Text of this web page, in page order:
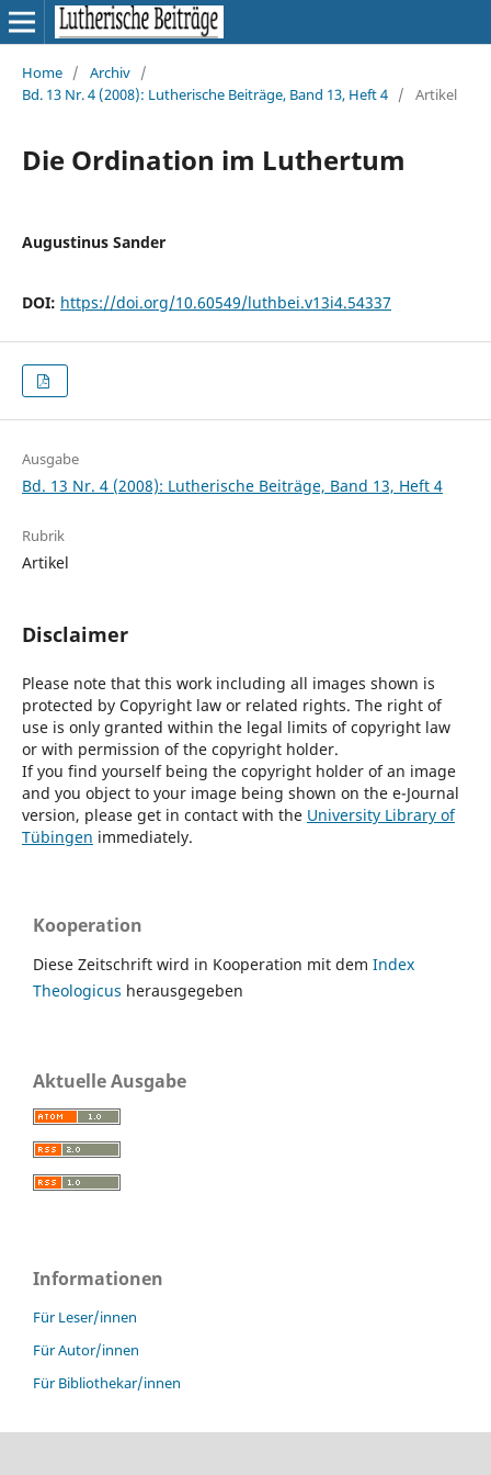
Home / Archiv /
Bd. 13 Nr. 4 (2008): Lutherische Beiträge, Band 13, Heft 4 / Artikel
Die Ordination im Luthertum
Augustinus Sander
DOI: https://doi.org/10.60549/luthbei.v13i4.54337
Ausgabe
Bd. 13 Nr. 4 (2008): Lutherische Beiträge, Band 13, Heft 4
Rubrik
Artikel
Disclaimer
Please note that this work including all images shown is
protected by Copyright law or related rights. The right of
use is only granted within the legal limits of copyright law
or with permission of the copyright holder.
If you find yourself being the copyright holder of an image
and you object to your image being shown on the e-Journal
version, please get in contact with the University Library of
Tübingen immediately.
Kooperation
Diese Zeitschrift wird in Kooperation mit dem Index
Theologicus herausgegeben
Aktuelle Ausgabe
Informationen
Für Leser/innen
Für Autor/innen
Für Bibliothekar/innen